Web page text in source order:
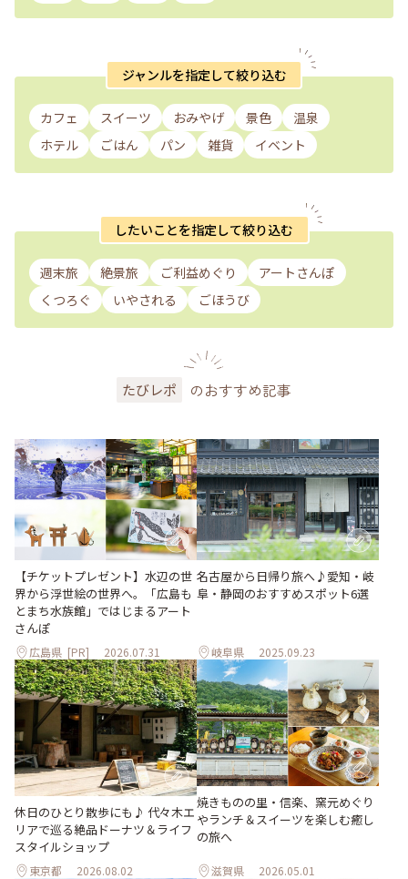
ジャンルを指定して絞り込む
カフェ スイーツ おみやげ 景色
温泉
ホテル
ごはん パン 雑貨 イベント
したいことを指定して絞り込む
週末旅 絶景旅 ご利益めぐり
アートさんぽ
くつろぐ
いやされる ごほうび
たびレポ のおすすめ記事
【チケットプレゼント】水辺の世
界から浮世絵の世界へ。「広島も
とまち水族館」ではじまるアート
さんぽ
広島県 [PR] 2026.07.31
名古屋から日帰り旅へ♪愛知・岐
阜・静岡のおすすめスポット6選
岐阜県 2025.09.23
休日のひとり散歩にも♪ 代々木エ
リアで巡る絶品ドーナツ＆ライフ
スタイルショップ
東京都 2026.08.02
焼きものの里・信楽、窯元めぐり
やランチ＆スイーツを楽しむ癒し
の旅へ
滋賀県 2026.05.01